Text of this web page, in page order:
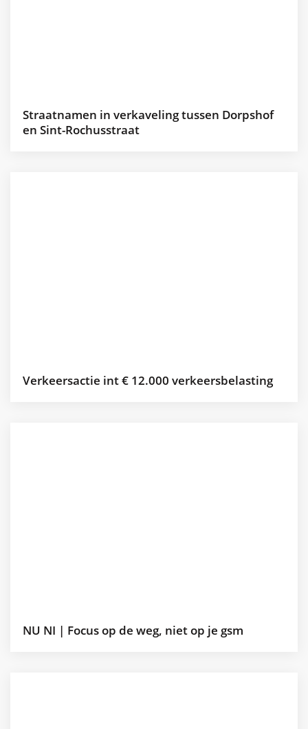
Straatnamen in verkaveling tussen Dorpshof
en Sint-Rochusstraat
Verkeersactie int € 12.000 verkeersbelasting
NU NI | Focus op de weg, niet op je gsm